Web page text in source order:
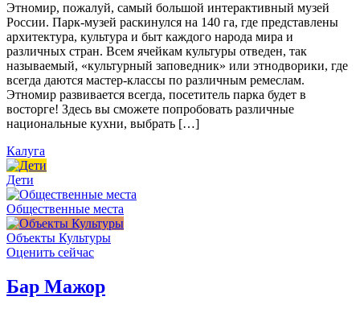
Этномир, пожалуй, самый большой интерактивный музей
России. Парк-музей раскинулся на 140 га, где представлены
архитектура, культура и быт каждого народа мира и
различных стран. Всем ячейкам культуры отведен, так
называемый, «культурный заповедник» или этнодворики, где
всегда даются мастер-классы по различным ремеслам.
Этномир развивается всегда, посетитель парка будет в
восторге! Здесь вы сможете попробовать различные
национальные кухни, выбрать […]
Калуга
Дети
Общественные места
Объекты Культуры
Оценить сейчас
Бар Мажор